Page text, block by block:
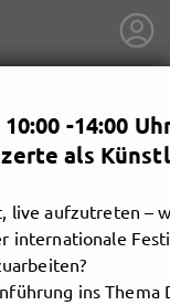
-14:00
als
live aufzutreten –
internationale
ins